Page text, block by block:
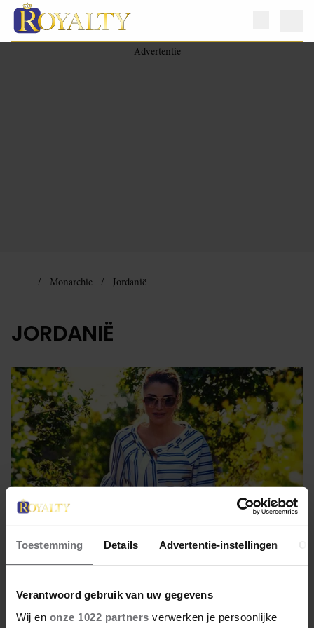
Toestemming Details Advertentie-instellingen
Verantwoord gebruik van uw gegevens
Wij en onze 1022 partners verwerken je persoonlijke
Monarchie Jordanië
JORDANIË
RANIA DEELT KIEKJES MET